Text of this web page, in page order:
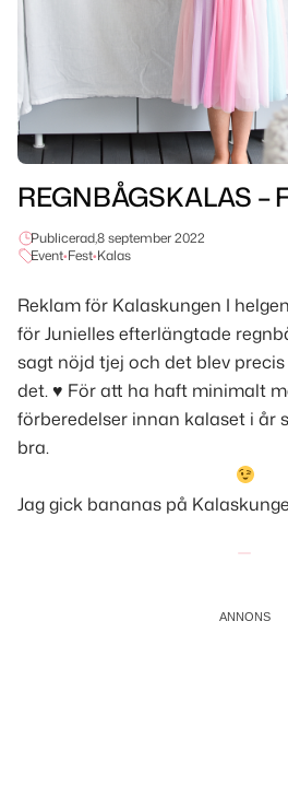
REGNBÅGSKALAS –
Publicerad,8 september 2022
Event•Fest•Kalas
Reklam för Kalaskungen I
för Junielles efterlängtade
sagt nöjd tjej och det blev
det.♥ För att ha haft minimalt
förberedelser innan kalaset i år
bra.
Jag gick bananas på